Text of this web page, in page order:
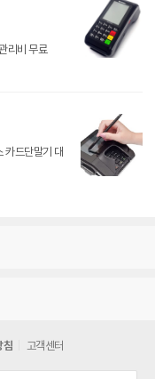
리비 무료
카드단말기 대
침 고객센터